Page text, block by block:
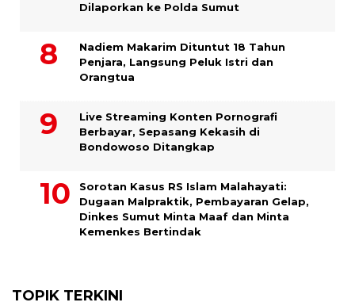
Dilaporkan ke Polda Sumut
​Nadiem Makarim Dituntut 18 Tahun
Penjara, Langsung Peluk Istri dan
Orangtua
Live Streaming Konten Pornografi
Berbayar, Sepasang Kekasih di
Bondowoso Ditangkap
Sorotan Kasus RS Islam Malahayati:
Dugaan Malpraktik, Pembayaran Gelap,
Dinkes Sumut Minta Maaf dan Minta
Kemenkes Bertindak
TOPIK TERKINI